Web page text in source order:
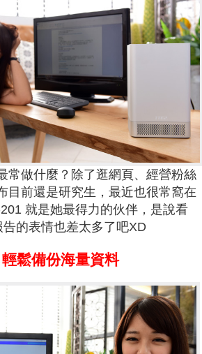
常做什麼？除了逛網頁、經營粉絲
目前還是研究生，最近也很常窩在
就是她最得力的伙伴，是說看
告的表情也差太多了吧XD
鬆備份海量資料